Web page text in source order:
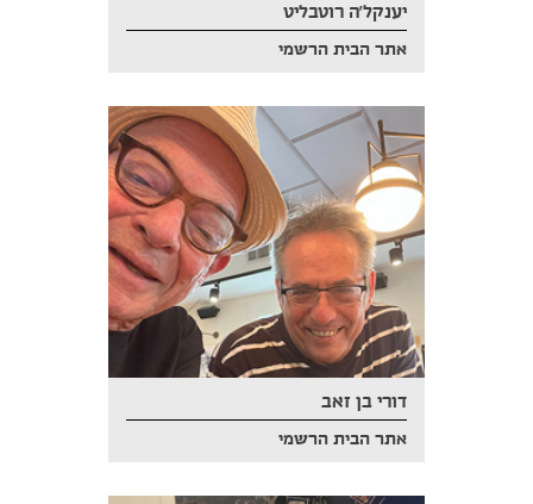
יענקל'ה רוטבליט
אתר הבית הרשמי
דורי בן זאב
אתר הבית הרשמי